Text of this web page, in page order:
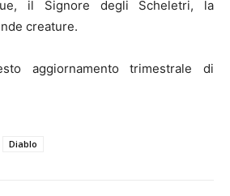
il Signore degli Scheletri, la
creature.
aggiornamento trimestrale di
Diablo